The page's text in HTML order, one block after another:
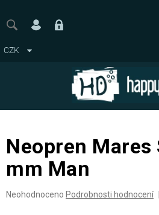
obsah
CZK
Neopren Mares
mm Man
Průměrné
Neohodnoceno Podrobnosti hodnocení